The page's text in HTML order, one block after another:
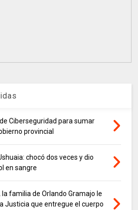
Ciberseguridad para sumar
provincial
chocó dos veces y dio
en sangre
familia de Orlando Gramajo le
Justicia que entregue el cuerpo